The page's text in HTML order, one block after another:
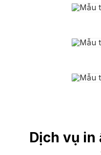
Dịch vụ in